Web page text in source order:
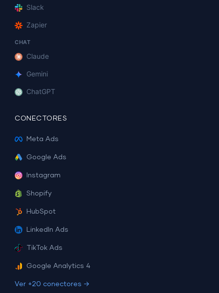
Slack
Zapier
CHAT
Claude
Gemini
ChatGPT
CONECTORES
Meta Ads
Google Ads
Instagram
Shopify
HubSpot
LinkedIn Ads
TikTok Ads
Google Analytics 4
Ver +20 conectores →